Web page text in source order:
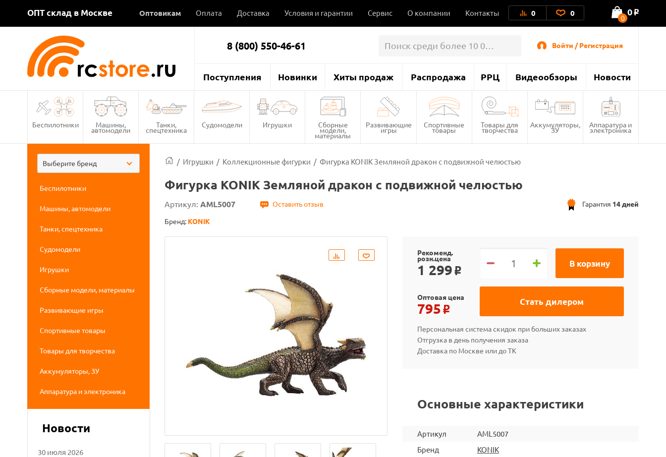
ОПТ склад в Москве Оптовикам Оплата Доставка Условия и гарантии Сервис О компании Контакты 0 0 0
0 o
8 (800) 550-46-61 Войти / Регистрация
Поступления Новинки Хиты продаж Распродажа РРЦ Видеообзоры Новости
Беспилотники Машины,
автомодели
Танки,
спецтехника
Судомодели Игрушки Сборные
модели,
материалы
Развивающие
игры
Спортивные
товары
Товары для
творчества
Аккумуляторы,
ЗУ
Аппаратура и
электроника
Выберите бренд
Беспилотники
Машины, автомодели
Танки, спецтехника
Судомодели
Игрушки
Сборные модели, материалы
Развивающие игры
Спортивные товары
Товары для творчества
Аккумуляторы, ЗУ
Аппаратура и электроника
Новости
30 июля 2026
/ Игрушки / Коллекционные фигурки / Фигурка KONIK Земляной дракон с подвижной челюстью
Фигурка KONIK Земляной дракон с подвижной челюстью
Артикул: AML5007 Оставить отзыв Гарантия 14 дней
Бренд: KONIK
Рекоменд.
розн.цена
1 299 o
В корзину
Стать дилером
Оптовая цена
795 o
Персональная система скидок при больших заказах
Отгрузка в день получения заказа
Доставка по Москве или до ТК
Основные характеристики
Артикул
AML5007
Бренд
KONIK